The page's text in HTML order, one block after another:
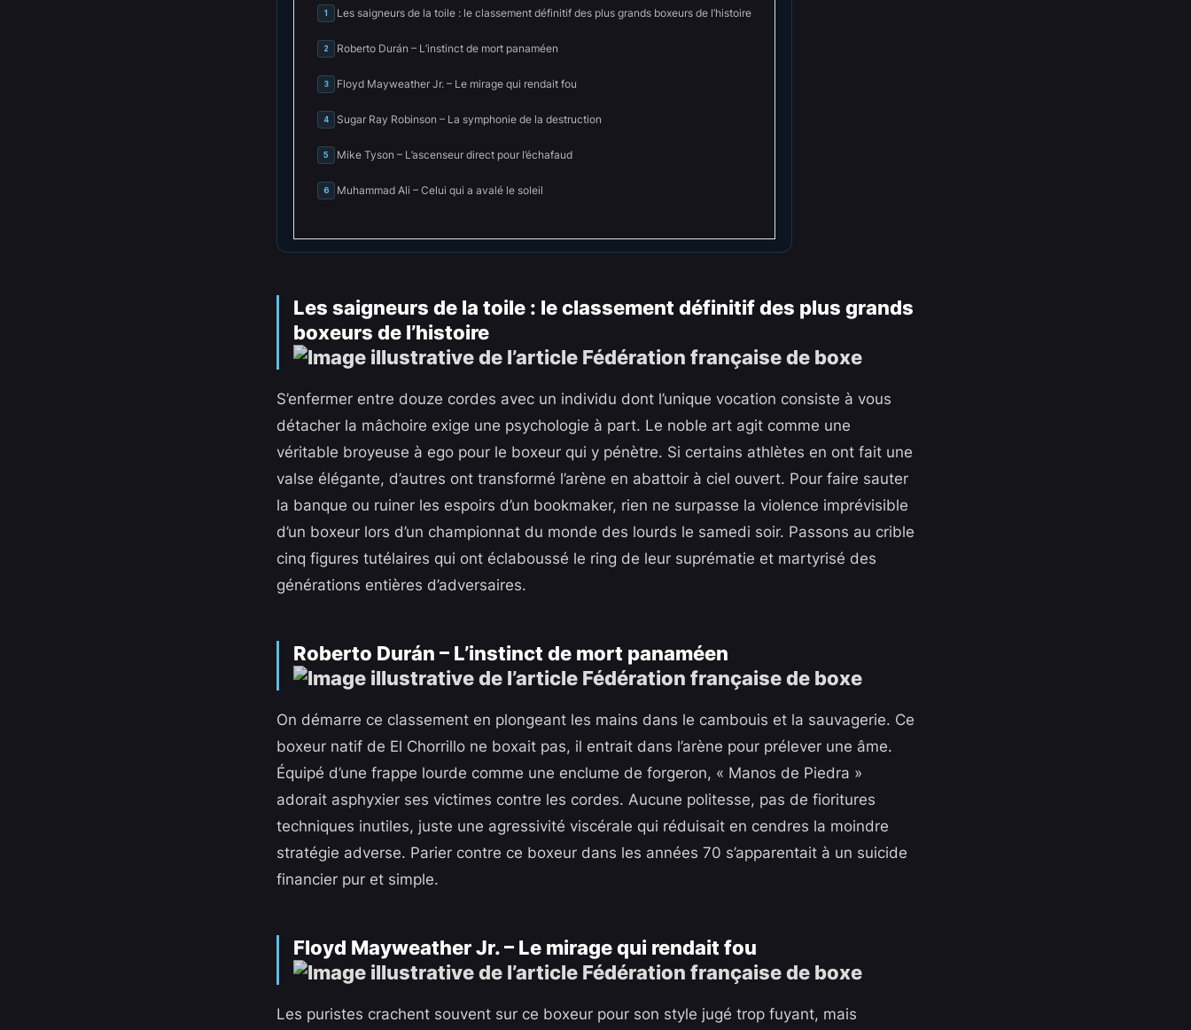
1 Les saigneurs de la toile : le classement définitif des plus grands boxeurs de l’histoire
2 Roberto Durán – L’instinct de mort panaméen
3 Floyd Mayweather Jr. – Le mirage qui rendait fou
4 Sugar Ray Robinson – La symphonie de la destruction
5 Mike Tyson – L’ascenseur direct pour l’échafaud
6 Muhammad Ali – Celui qui a avalé le soleil
Les saigneurs de la toile : le classement définitif des plus grands
boxeurs de l’histoire
S’enfermer entre douze cordes avec un individu dont l’unique vocation consiste à vous
détacher la mâchoire exige une psychologie à part. Le noble art agit comme une
véritable broyeuse à ego pour le boxeur qui y pénètre. Si certains athlètes en ont fait une
valse élégante, d’autres ont transformé l’arène en abattoir à ciel ouvert. Pour faire sauter
la banque ou ruiner les espoirs d’un bookmaker, rien ne surpasse la violence imprévisible
d’un boxeur lors d’un championnat du monde des lourds le samedi soir. Passons au crible
cinq figures tutélaires qui ont éclaboussé le ring de leur suprématie et martyrisé des
générations entières d’adversaires.
Roberto Durán – L’instinct de mort panaméen
On démarre ce classement en plongeant les mains dans le cambouis et la sauvagerie. Ce
boxeur natif de El Chorrillo ne boxait pas, il entrait dans l’arène pour prélever une âme.
Équipé d’une frappe lourde comme une enclume de forgeron, « Manos de Piedra »
adorait asphyxier ses victimes contre les cordes. Aucune politesse, pas de fioritures
techniques inutiles, juste une agressivité viscérale qui réduisait en cendres la moindre
stratégie adverse. Parier contre ce boxeur dans les années 70 s’apparentait à un suicide
financier pur et simple.
Floyd Mayweather Jr. – Le mirage qui rendait fou
Les puristes crachent souvent sur ce boxeur pour son style jugé trop fuyant, mais